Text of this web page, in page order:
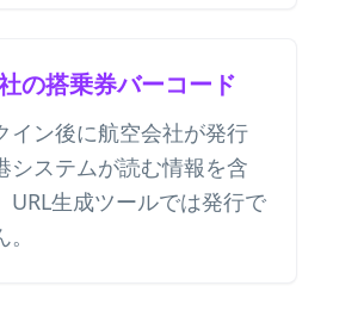
の搭乗券バーコード
イン後に航空会社が発行
システムが読む情報を含
URL生成ツールでは発行で